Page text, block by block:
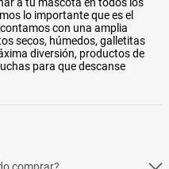
lo importante que es el
con una amplia
secos, húmedos, galletitas
diversión, productos de
para que descanse
comprar?